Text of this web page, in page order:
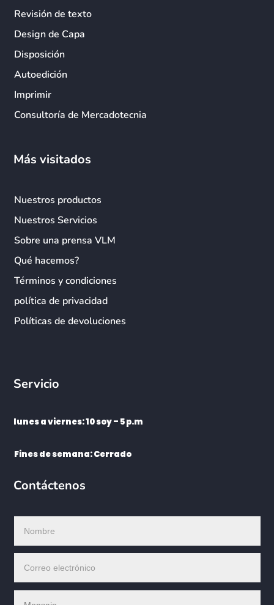
Revisión de texto
Design de Capa
Disposición
Autoedición
Imprimir
Consultoría de Mercadotecnia
Más visitados
Nuestros productos
Nuestros Servicios
Sobre una prensa VLM
Qué hacemos?
Términos y condiciones
política de privacidad
Políticas de devoluciones
Servicio
lunes a viernes: 10 soy – 5 p.m
Fines de semana: Cerrado
Contáctenos